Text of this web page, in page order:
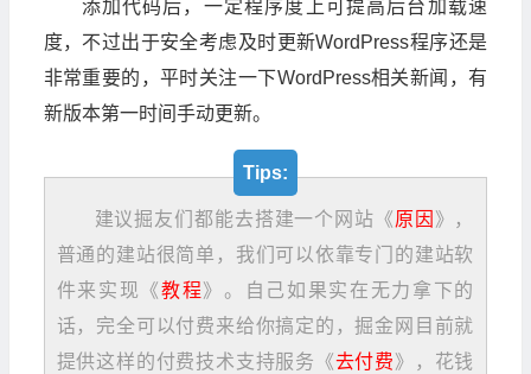
添加代码后，一定程序度上可提高后台加载速
度，不过出于安全考虑及时更新WordPress程序还是
非常重要的，平时关注一下WordPress相关新闻，有
新版本第一时间手动更新。
Tips:
建议掘友们都能去搭建一个网站《原因 》，
普通的建站很简单，我们可以依靠专门的建站软
件来实现《教程》。自己如果实在无力拿下的
话，完全可以付费来给你搞定的，掘金网目前就
提供这样的付费技术支持服务《去付费》，花钱